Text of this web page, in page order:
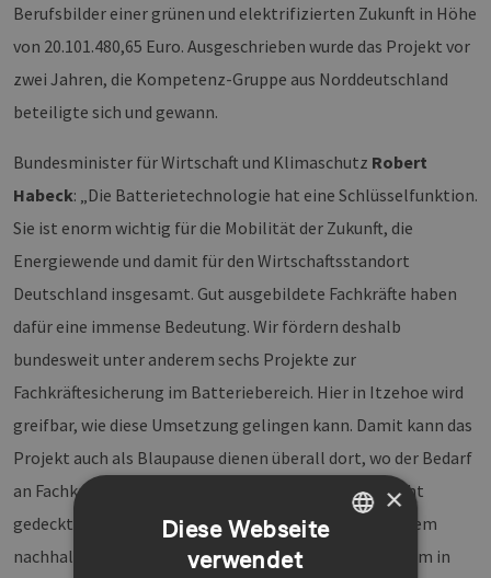
Berufsbilder einer grünen und elektrifizierten Zukunft in Höhe
von 20.101.480,65 Euro. Ausgeschrieben wurde das Projekt vor
zwei Jahren, die Kompetenz-Gruppe aus Norddeutschland
beteiligte sich und gewann.
Bundesminister für Wirtschaft und Klimaschutz Robert
Habeck: „Die Batterietechnologie hat eine Schlüsselfunktion.
Sie ist enorm wichtig für die Mobilität der Zukunft, die
Energiewende und damit für den Wirtschaftsstandort
Deutschland insgesamt. Gut ausgebildete Fachkräfte haben
dafür eine immense Bedeutung. Wir fördern deshalb
bundesweit unter anderem sechs Projekte zur
Fachkräftesicherung im Batteriebereich. Hier in Itzehoe wird
greifbar, wie diese Umsetzung gelingen kann. Damit kann das
Projekt auch als Blaupause dienen überall dort, wo der Bedarf
an Fachkräften auf dem derzeitigen Arbeitsmarkt nicht
gedeckt werden kann. Gemeinsam kommen wir so einem
nachhaltigen und hochinnovativen Batterie-Ökosystem in
×
Diese Webseite
verwendet